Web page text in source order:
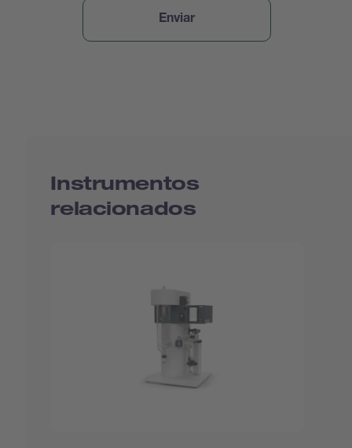
Instrumentos
relacionados